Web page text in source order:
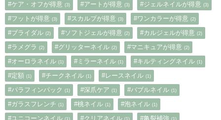
#ケア・オフが得意 (3) #アートが得意 (3) #ジェルネイルが得意 (3)
#フットが得意 (3) #スカルプが得意 (3) #ワンカラーが得意 (2)
#ブライダル (2) #ソフトジェルが得意 (2) #カルジェルが得意 (2)
#ラメグラ (2) #グリッターネイル (2) #マニキュアが得意 (2)
#オーロラネイル (1) #ミラーネイル (1) #キルティングネイル (1)
#定額 (1) #チークネイル (1) #レースネイル (1)
#パラフィンパック (1) #深爪ケア (1) #バブルネイル (1)
#ガラスフレンチ (1) #桃ネイル (1) #泡ネイル (1)
#ユニコーンネイル (1) #クリアネイル (1) #亀裂補強 (1)